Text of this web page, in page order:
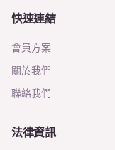
快速連結
會員方案
關於我們
聯絡我們
法律資訊